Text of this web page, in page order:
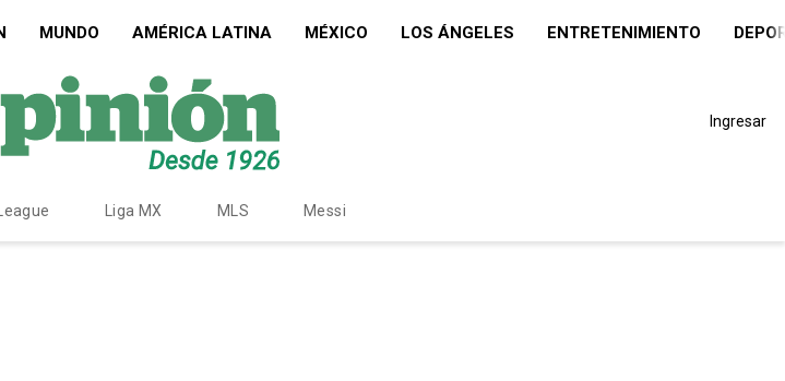
MUNDO AMÉRICA LATINA MÉXICO LOS ÁNGELES ENTRETENIMIENTO
Ingresar
Liga MX MLS Messi